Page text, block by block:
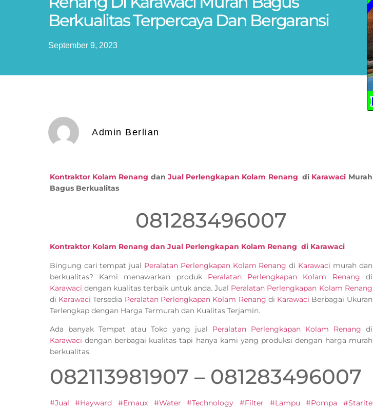
Berkualitas Terpercaya Dan Bergaransi
September 9, 2023
Admin Berlian
Kontraktor Kolam Renang dan Jual Perlengkapan Kolam Renang di Karawaci Murah
Bagus Berkualitas
081283496007
Kontraktor Kolam Renang dan Jual Perlengkapan Kolam Renang di Karawaci
Bingung cari tempat jual Peralatan Perlengkapan Kolam Renangdi Karawaci murah dan
berkualitas? Kami menawarkan produk Peralatan Perlengkapan Kolam Renang di
Karawaci dengan kualitas terbaik untuk anda. Jual Peralatan Perlengkapan Kolam Renang
di Karawaci Tersedia Peralatan Perlengkapan Kolam Renang di Karawaci Berbagai Ukuran
Terlengkap dengan Harga Termurah dan Kualitas Terjamin.
Ada banyak Tempat atau Toko yang jual Peralatan Perlengkapan Kolam Renang di
Karawaci dengan berbagai kualitas tapi hanya kami yang produksi dengan harga murah
berkualitas.
082113981907 – 081283496007
#Jual #Hayward #Emaux #Water #Technology #Filter #Lampu #Pompa #Starite